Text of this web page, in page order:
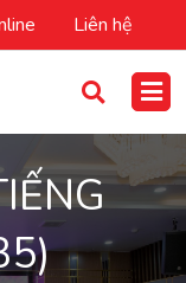
Liên hệ